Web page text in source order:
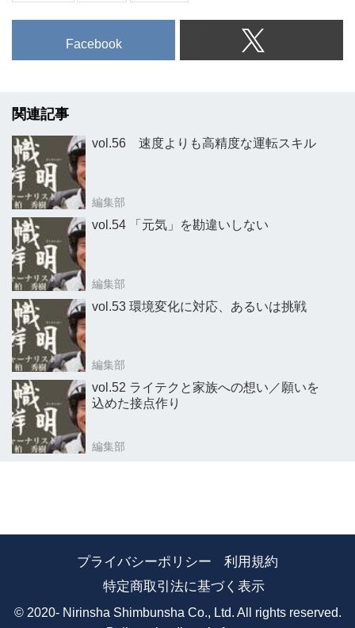
Facebook
関連記事
vol.56 速度よりも高精度な運転スキル
編集部
vol.54 「元気」を勘違いしない
編集部
vol.53 環境変化に対応、あるいは挑戦
編集部
vol.52 ライテクと家族への想い／願いを
込めた接点作り
編集部
プライバシーポリシー
利用規約
特定商取引法に基づく表示
© 2020- Nirinsha Shimbunsha Co., Ltd. All rights reserved.